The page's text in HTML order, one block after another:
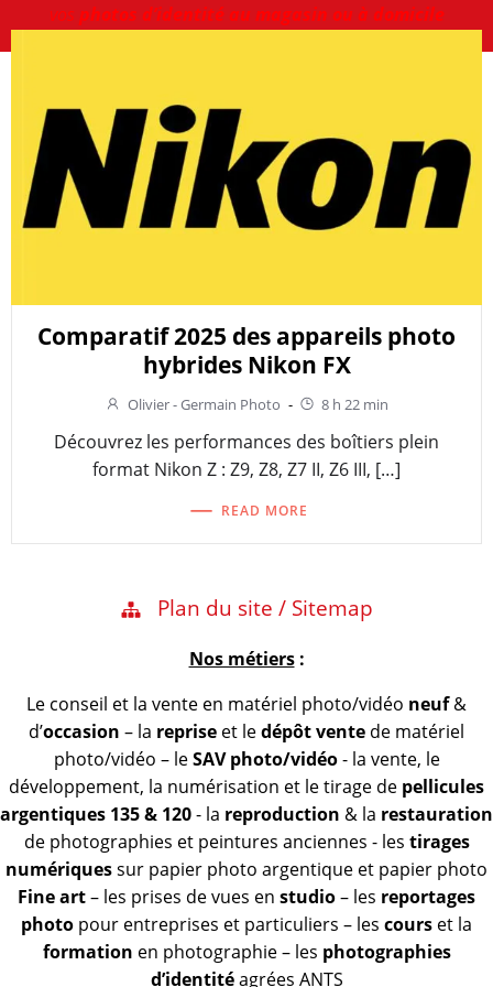
vos photos d’identité au magasin ou à domicile
Comparatif 2025 des appareils photo
hybrides Nikon FX
Olivier - Germain Photo - 8 h 22 min
Découvrez les performances des boîtiers plein
format Nikon Z : Z9, Z8, Z7 II, Z6 III, […]
READ MORE
Plan du site / Sitemap
Nos métiers:
Le conseil et la vente en matériel photo/vidéo neuf&
d’occasion – la reprise et ledépôt vente de matériel
photo/vidéo – leSAV photo/vidéo- la vente, le
développement, la numérisation et le tirage de pellicules
argentiques 135 & 120- la reproduction & la restauration
de photographies et peintures anciennes - les tirages
numériquessur papier photo argentique et papier photo
Fine art– les prises de vues en studio– les reportages
photo pour entreprises et particuliers – les cours et la
formation en photographie – les photographies
d’identitéagrées ANTS